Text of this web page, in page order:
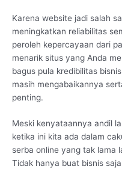
Karena website jadi salah
meningkatkan reliabilitas
peroleh kepercayaan dari
menarik situs yang Anda
bagus pula kredibilitas
masih mengabaikannya
penting.
Meski kenyataannya andil
ketika ini kita ada dalam
serba online yang tak lama
Tidak hanya buat bisnis